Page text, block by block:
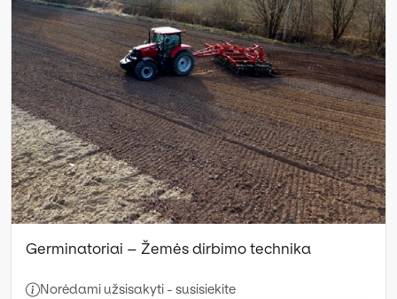
Germinatoriai – Žemės dirbimo technika
Norėdami užsisakyti - susisiekite